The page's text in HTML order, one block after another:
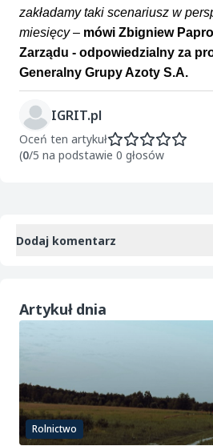
zakładamy taki scenariusz w
miesięcy– mówi Zbigniew
Zarządu - odpowiedzialny za
Generalny Grupy Azoty S.A.
IGRIT.pl
Oceń ten artykuł
(0/5 na podstawie 0 głosów
Dodaj komentarz
Artykuł dnia
Rolnictwo